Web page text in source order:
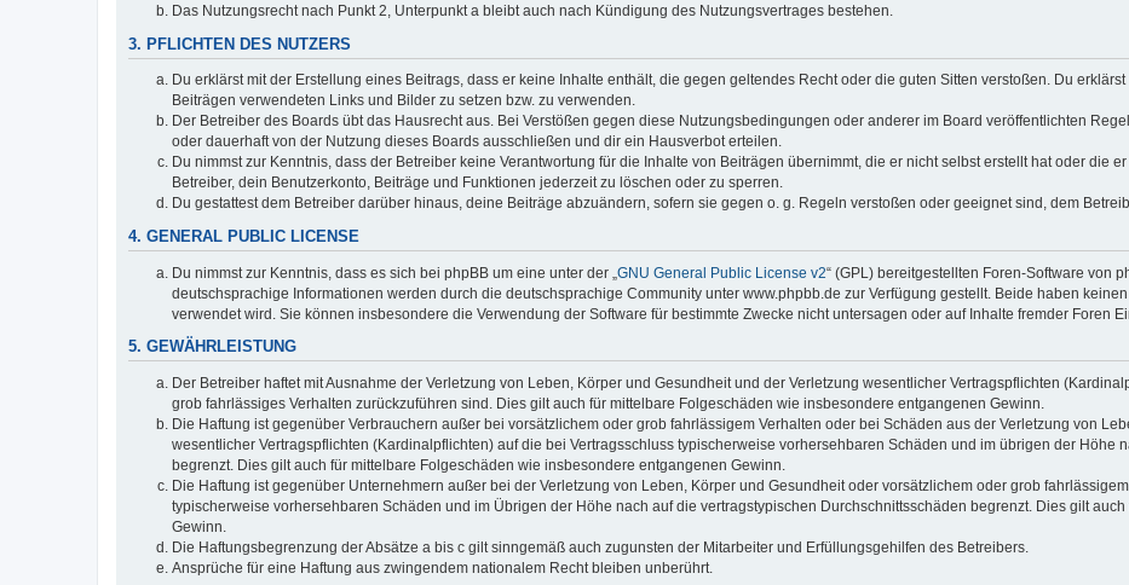
Das Nutzungsrecht nach Punkt 2, Unterpunkt a bleibt auch nach Kündigung des Nutzungsvertrages bestehen.
3. PFLICHTEN DES NUTZERS
Du erklärst mit der Erstellung eines Beitrags, dass er keine Inhalte enthält, die gegen geltendes Recht oder die guten Sitten verstoßen. Du
Beiträgen verwendeten Links und Bilder zu setzen bzw. zu verwenden.
Der Betreiber des Boards übt das Hausrecht aus. Bei Verstößen gegen diese Nutzungsbedingungen oder anderer im Board veröffentlichten
oder dauerhaft von der Nutzung dieses Boards ausschließen und dir ein Hausverbot erteilen.
Du nimmst zur Kenntnis, dass der Betreiber keine Verantwortung für die Inhalte von Beiträgen übernimmt, die er nicht selbst erstellt hat oder die
Betreiber, dein Benutzerkonto, Beiträge und Funktionen jederzeit zu löschen oder zu sperren.
Du gestattest dem Betreiber darüber hinaus, deine Beiträge abzuändern, sofern sie gegen o. g. Regeln verstoßen oder geeignet sind, dem
4. GENERAL PUBLIC LICENSE
Du nimmst zur Kenntnis, dass es sich bei phpBB um eine unter der „ GNU General Public License v2“ (GPL) bereitgestellten Foren-Software von
deutschsprachige Informationen werden durch die deutschsprachige Community unter www.phpbb.de zur Verfügung gestellt. Beide haben
verwendet wird. Sie können insbesondere die Verwendung der Software für bestimmte Zwecke nicht untersagen oder auf Inhalte fremder Foren
5. GEWÄHRLEISTUNG
Der Betreiber haftet mit Ausnahme der Verletzung von Leben, Körper und Gesundheit und der Verletzung wesentlicher Vertragspflichten
grob fahrlässiges Verhalten zurückzuführen sind. Dies gilt auch für mittelbare Folgeschäden wie insbesondere entgangenen Gewinn.
Die Haftung ist gegenüber Verbrauchern außer bei vorsätzlichem oder grob fahrlässigem Verhalten oder bei Schäden aus der Verletzung von
wesentlicher Vertragspflichten (Kardinalpflichten) auf die bei Vertragsschluss typischerweise vorhersehbaren Schäden und im übrigen der Höhe
begrenzt. Dies gilt auch für mittelbare Folgeschäden wie insbesondere entgangenen Gewinn.
Die Haftung ist gegenüber Unternehmern außer bei der Verletzung von Leben, Körper und Gesundheit oder vorsätzlichem oder grob
typischerweise vorhersehbaren Schäden und im Übrigen der Höhe nach auf die vertragstypischen Durchschnittsschäden begrenzt. Dies gilt
Gewinn.
Die Haftungsbegrenzung der Absätze a bis c gilt sinngemäß auch zugunsten der Mitarbeiter und Erfüllungsgehilfen des Betreibers.
Ansprüche für eine Haftung aus zwingendem nationalem Recht bleiben unberührt.